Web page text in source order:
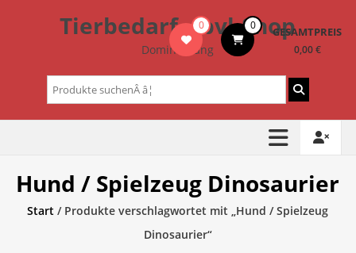
Tierbedarf – bvl-Shop
Dominik Lang
0 0 GESAMTPREIS
0,00 €
Suchen
nach:
Hund / Spielzeug Dinosaurier
Start / Produkte verschlagwortet mit „Hund / Spielzeug
Dinosaurier“